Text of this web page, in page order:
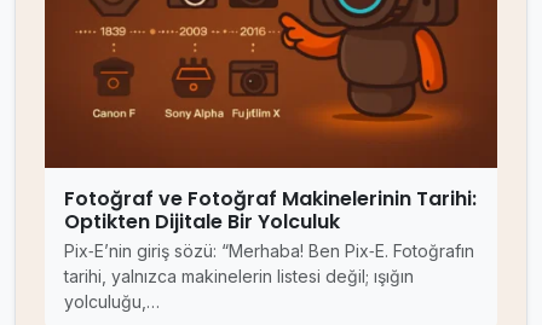
Fotoğraf ve Fotoğraf Makinelerinin Tarihi:
Optikten Dijitale Bir Yolculuk
Pix‑E’nin giriş sözü: “Merhaba! Ben Pix‑E. Fotoğrafın
tarihi, yalnızca makinelerin listesi değil; ışığın
yolculuğu,…